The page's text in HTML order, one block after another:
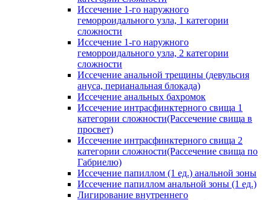
Иссечение 1-го наружного
геморроидального узла, 1 категории
сложности
Иссечение 1-го наружного
геморроидального узла, 2 категории
сложности
Иссечение анальной трещины (девульсия
ануса, перианальная блокада)
Иссечение анальных бахромок
Иссечение интрасфинктерного свища 1
категории сложности(Рассечение свища в
просвет)
Иссечение интрасфинктерного свища 2
категории сложности(Рассечение свища по
Габриелю)
Иссечение папиллом (1 ед.) анальной зоны
Иссечение папиллом анальной зоны (1 ед.)
Лигирование внутреннего